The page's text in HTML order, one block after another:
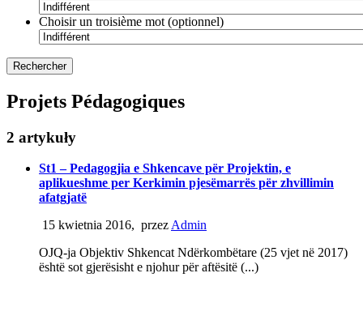
Choisir un troisième mot (optionnel)
Projets Pédagogiques
2 artykuły
St1 – Pedagogjia e Shkencave për Projektin, e
aplikueshme per Kerkimin pjesëmarrës për zhvillimin
afatgjatë
15 kwietnia 2016, przez Admin
OJQ-ja Objektiv Shkencat Ndërkombëtare (25 vjet në 2017)
është sot gjerësisht e njohur për aftësitë (...)